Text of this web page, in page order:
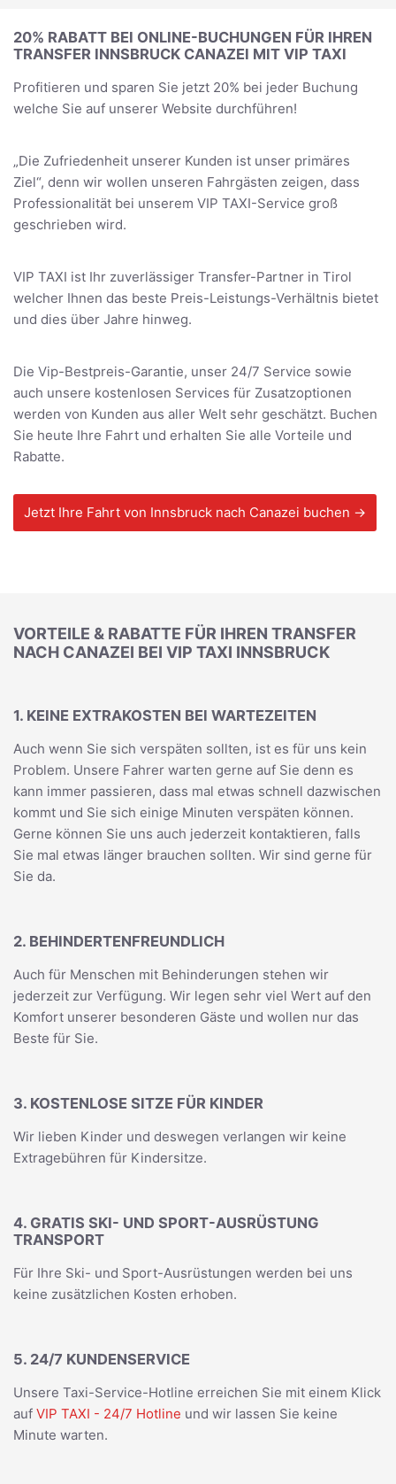
20% RABATT BEI ONLINE-BUCHUNGEN FÜR IHREN
TRANSFER INNSBRUCK CANAZEI MIT VIP TAXI
Profitieren und sparen Sie jetzt 20% bei jeder Buchung
welche Sie auf unserer Website durchführen!
„Die Zufriedenheit unserer Kunden ist unser primäres
Ziel“, denn wir wollen unseren Fahrgästen zeigen, dass
Professionalität bei unserem VIP TAXI-Service groß
geschrieben wird.
VIP TAXI ist Ihr zuverlässiger Transfer-Partner in Tirol
welcher Ihnen das beste Preis-Leistungs-Verhältnis bietet
und dies über Jahre hinweg.
Die Vip-Bestpreis-Garantie, unser 24/7 Service sowie
auch unsere kostenlosen Services für Zusatzoptionen
werden von Kunden aus aller Welt sehr geschätzt. Buchen
Sie heute Ihre Fahrt und erhalten Sie alle Vorteile und
Rabatte.
Jetzt Ihre Fahrt von Innsbruck nach Canazei buchen →
VORTEILE & RABATTE FÜR IHREN TRANSFER
NACH CANAZEI BEI VIP TAXI INNSBRUCK
1. KEINE EXTRAKOSTEN BEI WARTEZEITEN
Auch wenn Sie sich verspäten sollten, ist es für uns kein
Problem. Unsere Fahrer warten gerne auf Sie denn es
kann immer passieren, dass mal etwas schnell dazwischen
kommt und Sie sich einige Minuten verspäten können.
Gerne können Sie uns auch jederzeit kontaktieren, falls
Sie mal etwas länger brauchen sollten. Wir sind gerne für
Sie da.
2. BEHINDERTENFREUNDLICH
Auch für Menschen mit Behinderungen stehen wir
jederzeit zur Verfügung. Wir legen sehr viel Wert auf den
Komfort unserer besonderen Gäste und wollen nur das
Beste für Sie.
3. KOSTENLOSE SITZE FÜR KINDER
Wir lieben Kinder und deswegen verlangen wir keine
Extragebühren für Kindersitze.
4. GRATIS SKI- UND SPORT-AUSRÜSTUNG
TRANSPORT
Für Ihre Ski- und Sport-Ausrüstungen werden bei uns
keine zusätzlichen Kosten erhoben.
5. 24/7 KUNDENSERVICE
Unsere Taxi-Service-Hotline erreichen Sie mit einem Klick
auf VIP TAXI - 24/7 Hotline und wir lassen Sie keine
Minute warten.